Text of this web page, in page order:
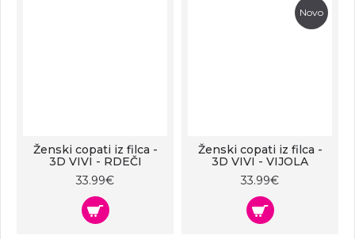
Ženski copati iz filca -
3D VIVI - RDEČI
33.99€
Novo
Ženski copati iz filca -
3D VIVI - VIJOLA
33.99€